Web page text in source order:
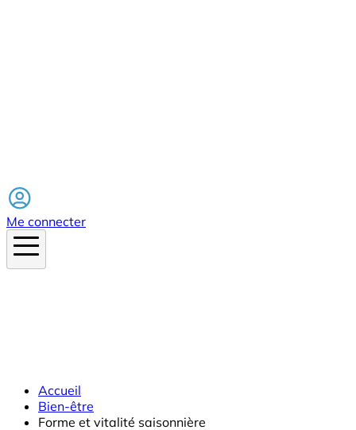
Me connecter
Accueil
Bien-être
Forme et vitalité saisonnière